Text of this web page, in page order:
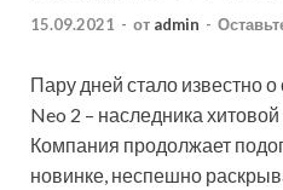
15.09.2021 - от admin -
Пару дней стало известно
Neo 2 – наследника
Компания продолжает
новинке, неспешно